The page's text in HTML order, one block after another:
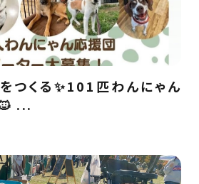
つくる✨101匹わんにゃん
...